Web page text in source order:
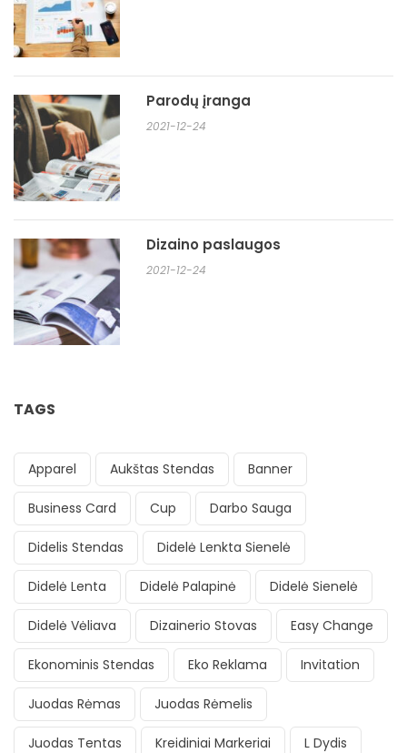
Parodų įranga
2021-12-24
Dizaino paslaugos
2021-12-24
TAGS
Apparel Aukštas Stendas Banner
Business Card Cup Darbo Sauga
Didelis Stendas Didelė Lenkta Sienelė
Didelė Lenta Didelė Palapinė Didelė Sienelė
Didelė Vėliava Dizainerio Stovas Easy Change
Ekonominis Stendas Eko Reklama Invitation
Juodas Rėmas Juodas Rėmelis
Juodas Tentas Kreidiniai Markeriai L Dydis